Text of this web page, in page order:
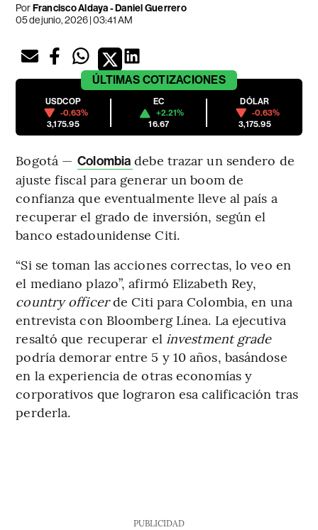
PorFrancisco Aldaya-Daniel Guerrero
05 de junio, 2026 | 03:41 AM
ÚLTIMAS COTIZACIONES
USDCOP
-0.63%
3,175.95
EC
+2.21%
16.67
DÓLAR
-0.63%
3,175.95
Bogotá — Colombia debe trazar un sendero de
ajuste fiscal para generar un boom de
confianza que eventualmente lleve al país a
recuperar el grado de inversión, según el
banco estadounidense Citi.
“Si se toman las acciones correctas, lo veo en
el mediano plazo”, afirmó Elizabeth Rey,
country officerde Citi para Colombia, en una
entrevista con Bloomberg Línea. La ejecutiva
resaltó que recuperar el investment grade
podría demorar entre 5 y 10 años, basándose
en la experiencia de otras economías y
corporativos que lograron esa calificación tras
perderla.
PUBLICIDAD